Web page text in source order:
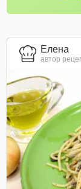
Елена
автор